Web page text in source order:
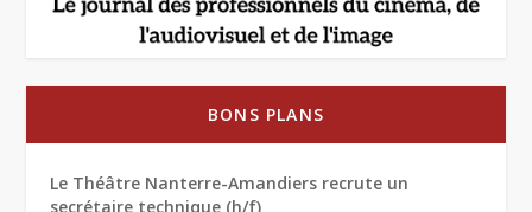
BONS PLANS
Le Théâtre Nanterre-Amandiers recrute un
secrétaire technique (h/f)